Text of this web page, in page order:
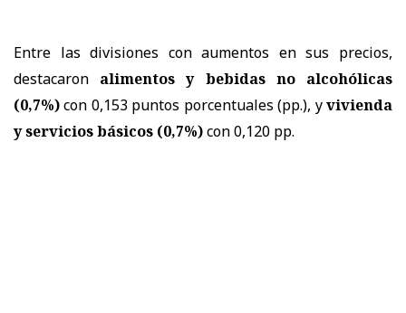
Entre las divisiones con aumentos en sus precios,
destacaron alimentos y bebidas no alcohólicas
(0,7%)con 0,153 puntos porcentuales (pp.), yvivienda
y servicios básicos (0,7%)con 0,120 pp.